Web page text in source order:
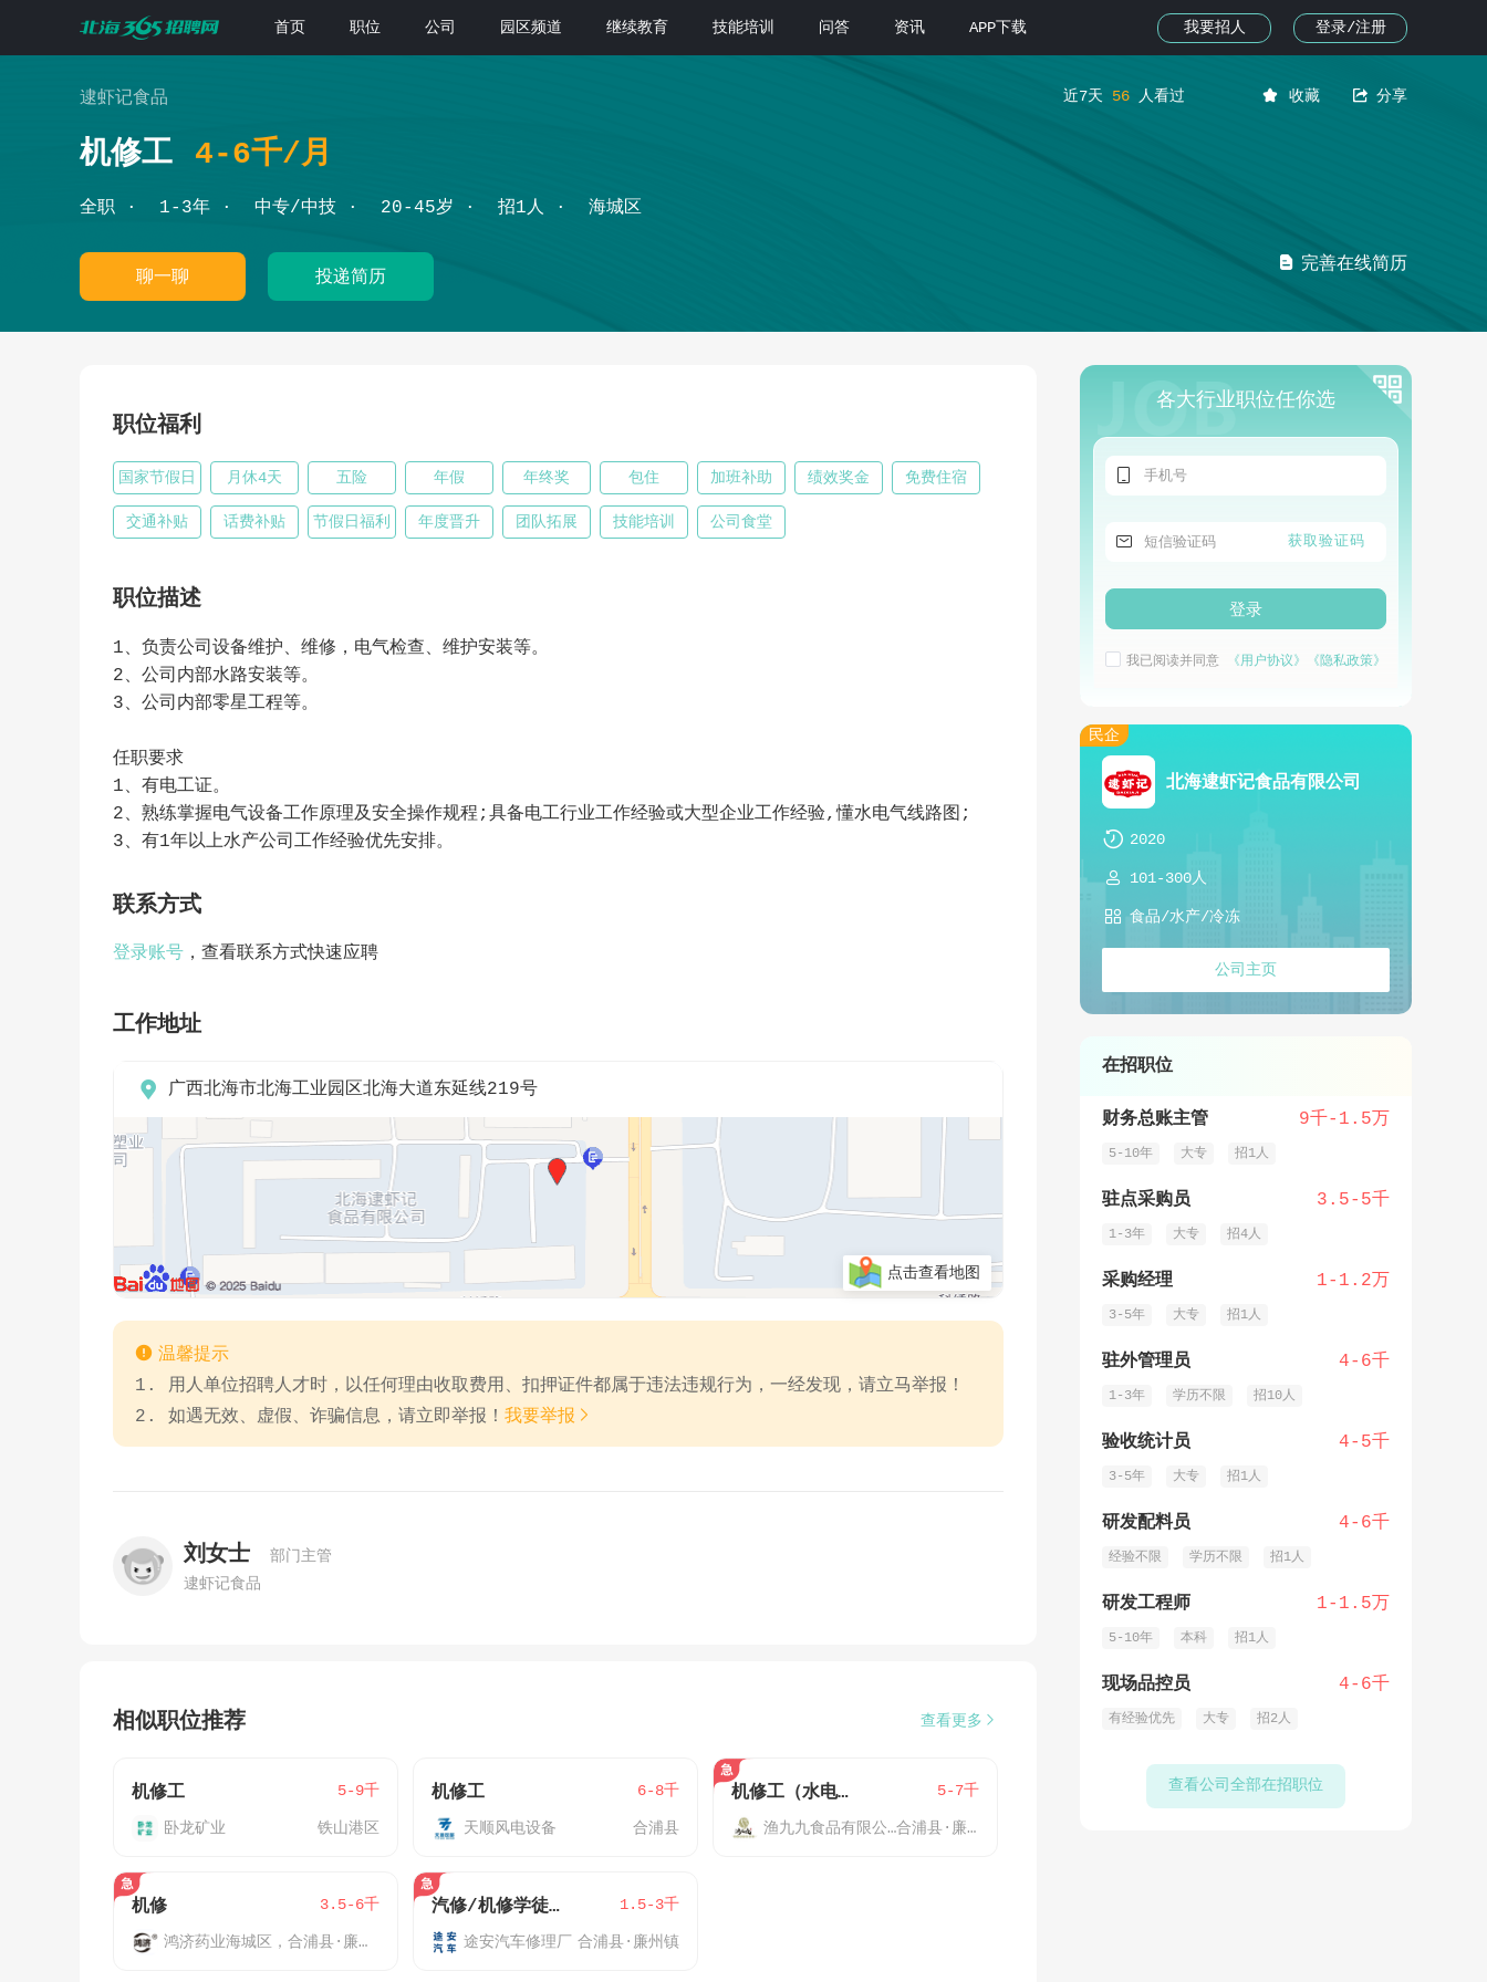
首页 职位 公司 园区频道 继续教育 技能培训 问答 资讯 APP下载 我要招人 登录/注册
逮虾记食品 近7天 56 人看过  收藏  分享
机修工 4-6千/月
全职 1-3年 中专/中技 20-45岁 招1人 海城区
聊一聊 投递简历
 完善在线简历
职位福利
国家节假日 月休4天 五险 年假 年终奖 包住 加班补助 绩效奖金 免费住宿
交通补贴 话费补贴 节假日福利 年度晋升 团队拓展 技能培训 公司食堂
职位描述
1、负责公司设备维护、维修，电气检查、维护安装等。
2、公司内部水路安装等。
3、公司内部零星工程等。
任职要求
1、有电工证。
2、熟练掌握电气设备工作原理及安全操作规程;具备电工行业工作经验或大型企业工作经验,懂水电气线路图;
3、有1年以上水产公司工作经验优先安排。
联系方式
登录账号 ，查看联系方式快速应聘
工作地址
 广西北海市北海工业园区北海大道东延线219号
点击查看地图
 温馨提示
1. 用人单位招聘人才时，以任何理由收取费用、扣押证件都属于违法违规行为，一经发现，请立马举报！
2. 如遇无效、虚假、诈骗信息，请立即举报！ 我要举报 
刘女士
部门主管
逮虾记食品
相似职位推荐 查看更多 
机修工 5-9千
卧龙矿业 铁山港区
机修工 6-8千
天顺风电设备 合浦县
机修工（水电工） 5-7千
渔九九食品有限公司 合浦县·廉州镇
机修 3.5-6千
鸿济药业 海城区，合浦县·廉州镇
汽修/机修学徒工 1.5-3千
途安汽车修理厂 合浦县·廉州镇
各大行业职位任你选

 获取验证码
登录
我已阅读并同意 《用户协议》 《隐私政策》
民企
北海逮虾记食品有限公司
 2020
 101-300人
 食品/水产/冷冻
公司主页
在招职位
财务总账主管 9千-1.5万
5-10年 大专 招1人
驻点采购员 3.5-5千
1-3年 大专 招4人
采购经理 1-1.2万
3-5年 大专 招1人
驻外管理员 4-6千
1-3年 学历不限 招10人
验收统计员 4-5千
3-5年 大专 招1人
研发配料员 4-6千
经验不限 学历不限 招1人
研发工程师 1-1.5万
5-10年 本科 招1人
现场品控员 4-6千
有经验优先 大专 招2人
查看公司全部在招职位